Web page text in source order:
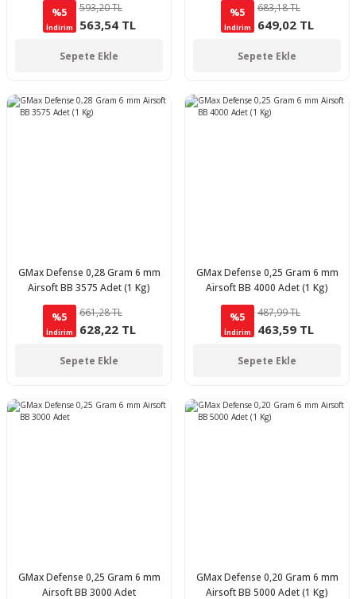
%5
İndirim
593,20 TL
563,54 TL
Sepete Ekle
%5
İndirim
683,18 TL
649,02 TL
Sepete Ekle
GMax Defense 0,28 Gram 6 mm
Airsoft BB 3575 Adet (1 Kg)
%5
İndirim
661,28 TL
628,22 TL
Sepete Ekle
GMax Defense 0,25 Gram 6 mm
Airsoft BB 4000 Adet (1 Kg)
%5
İndirim
487,99 TL
463,59 TL
Sepete Ekle
GMax Defense 0,25 Gram 6 mm
Airsoft BB 3000 Adet
GMax Defense 0,20 Gram 6 mm
Airsoft BB 5000 Adet (1 Kg)